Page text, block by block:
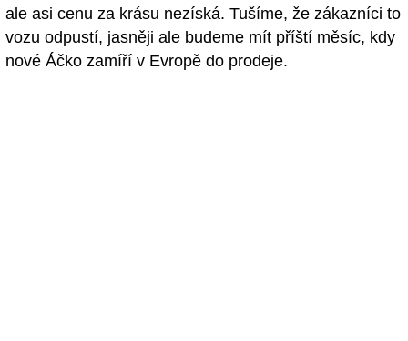
ale asi cenu za krásu nezíská. Tušíme, že zákazníci to
vozu odpustí, jasněji ale budeme mít příští měsíc, kdy
nové Áčko zamíří v Evropě do prodeje.